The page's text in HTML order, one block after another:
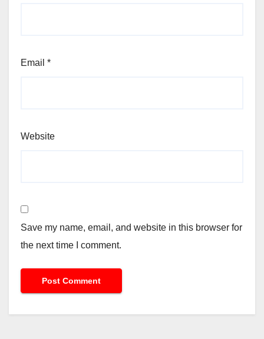
Email *
Website
Save my name, email, and website in this browser for
the next time I comment.